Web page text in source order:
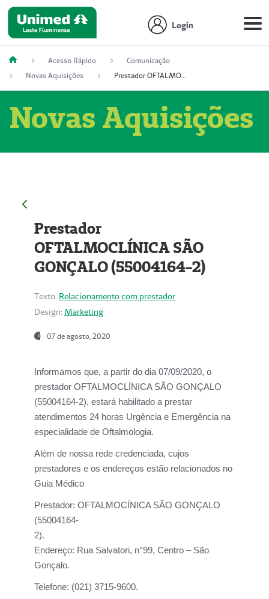
Login
Acesso Rápido
Comunicação
Novas Aquisições
Prestador OFTALMOCLÍNICA SÃO GONÇALO (55004164-2)
Novas Aquisições
Prestador
OFTALMOCLÍNICA SÃO
GONÇALO (55004164-2)
Texto: Relacionamento com prestador
Design: Marketing
07 de agosto, 2020
Informamos que, a partir do dia07/09/2020, o
prestador OFTALMOCLÍNICA SÃO GONÇALO
(55004164-2), estará habilitado a prestar
atendimentos 24 horas Urgência e Emergência na
especialidade de Oftalmologia.
Além de nossa rede credenciada, cujos
prestadores e os endereços estão relacionados no
Guia Médico
Prestador: OFTALMOCÍNICA SÃO GONÇALO
(55004164-
2).
Endereço: Rua Salvatori, n°99, Centro – São
Gonçalo.
Telefone: (021) 3715-9600.